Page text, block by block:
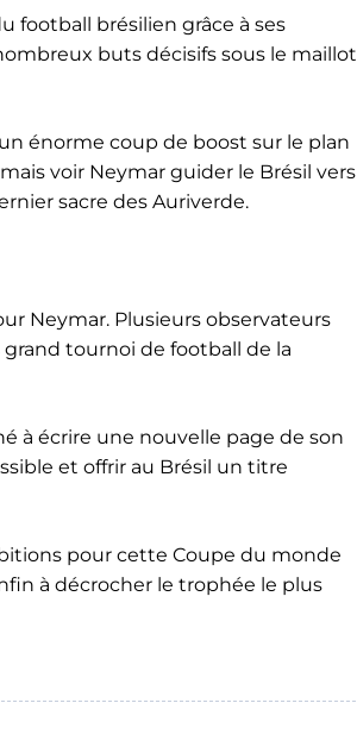
football brésilien grâce à ses
buts décisifs sous le maillot
énorme coup de boost sur le plan
voir Neymar guider le Brésil vers
sacre des Auriverde.
Neymar. Plusieurs observateurs
tournoi de football de la
à écrire une nouvelle page de son
et offrir au Brésil un titre
pour cette Coupe du monde
à décrocher le trophée le plus